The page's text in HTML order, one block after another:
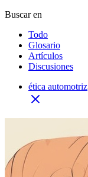
Buscar en
Todo
Glosario
Artículos
Discusiones
ética automotriz